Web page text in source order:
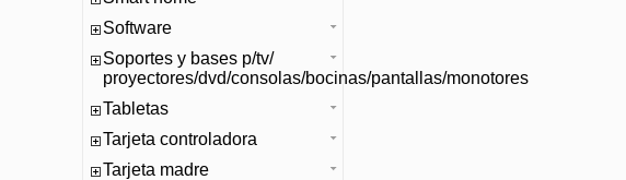
Software
Soportes y bases p/tv/
proyectores/dvd/consolas/bocinas/pantallas/monotores
Tabletas
Tarjeta controladora
Tarjeta madre